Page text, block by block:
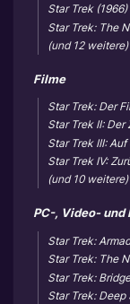
Star Trek (1966)
Star Trek: The
(und 12 weitere)
Filme
Star Trek: Der
Star Trek II: Der
Star Trek III:
Star Trek IV:
(und 10 weitere)
PC-, Video- und
Star Trek:
Star Trek: The
Star Trek:
Star Trek: Deep